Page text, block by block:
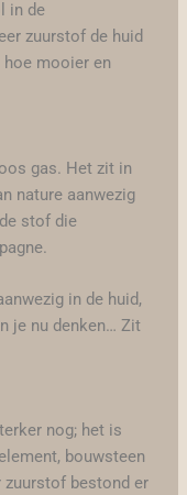
in de
zuurstof de huid
hoe mooier en
gas. Het zit in
nature aanwezig
stof die
in de huid,
je nu denken… Zit
nog; het is
bouwsteen
zuurstof bestond er